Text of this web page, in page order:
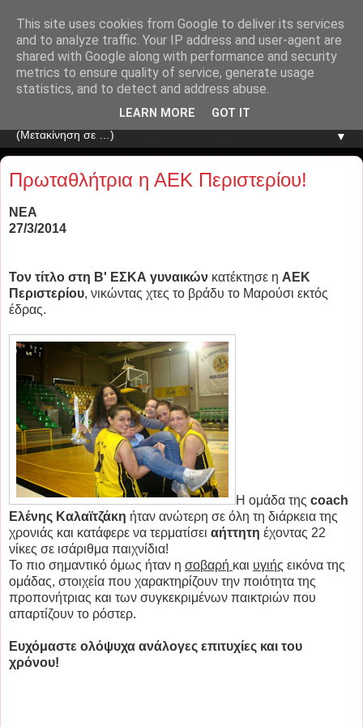
▼
Πρωταθλήτρια η ΑΕΚ Περιστερίου!
ΝΕΑ
27/3/2014
Τον τίτλο στη Β' ΕΣΚΑ γυναικών κατέκτησε η ΑΕΚ
Περιστερίου, νικώντας χτες το βράδυ το Μαρούσι εκτός
έδρας.
Η ομάδα της coach
Ελένης Καλαϊτζάκη ήταν ανώτερη σε όλη τη διάρκεια της
χρονιάς και κατάφερε να τερματίσει αήττητη έχοντας 22
νίκες σε ισάριθμα παιχνίδια!
Το πιο σημαντικό όμως ήταν η σοβαρή και υγιής εικόνα της
ομάδας, στοιχεία που χαρακτηρίζουν την ποιότητα της
προπονήτριας και των συγκεκριμένων παικτριών που
απαρτίζουν το ρόστερ.
Ευχόμαστε ολόψυχα ανάλογες επιτυχίες και του
χρόνου!
This site uses cookies from Google to deliver its services
and to analyze traffic. Your IP address and user-agent are
shared with Google along with performance and security
metrics to ensure quality of service, generate usage
statistics, and to detect and address abuse.
LEARN MORE GOT IT